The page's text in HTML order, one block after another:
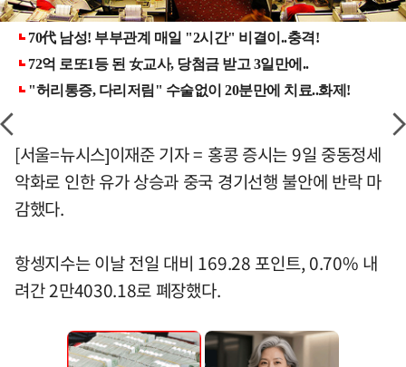
[서울=뉴시스]이재준 기자 = 홍콩 증시는 9일 중동정세
악화로 인한 유가 상승과 중국 경기선행 불안에 반락 마
감했다.
항셍지수는 이날 전일 대비 169.28 포인트, 0.70% 내
려간 2만4030.18로 폐장했다.